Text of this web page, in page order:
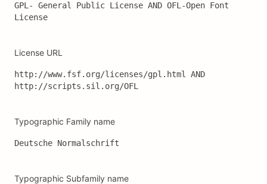
GPL- General Public License AND OFL-Open Font
License
License URL
http://www.fsf.org/licenses/gpl.html AND
http://scripts.sil.org/OFL
Typographic Family name
Deutsche Normalschrift
Typographic Subfamily name